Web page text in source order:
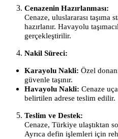
Cenazenin Hazırlanması:
Cenaze, uluslararası taşıma
hazırlanır. Havayolu
gerçekleştirilir.
Nakil Süreci:
Karayolu Nakli: Özel
güvenle taşınır.
Havayolu Nakli: Cenaze
belirtilen adrese teslim edilir.
Teslim ve Destek:
Cenaze, Türkiye ulaştıktan
Ayrıca defin işlemleri için